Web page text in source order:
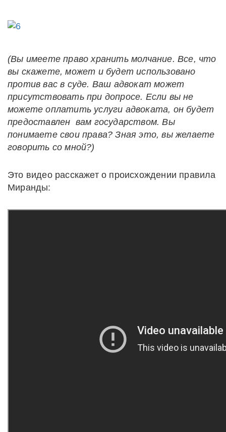
(Вы имеете право хранить молчание. Все, что
вы скажете, может и будет использовано
против вас в суде. Ваш адвокат может
присутствовать при допросе. Если вы не
можете оплатить услуги адвоката, он будет
предоставлен вам государством. Вы
понимаете свои права? Зная это, вы желаете
говорить со мной?)
Это видео расскажет о происхождении правила
Миранды: